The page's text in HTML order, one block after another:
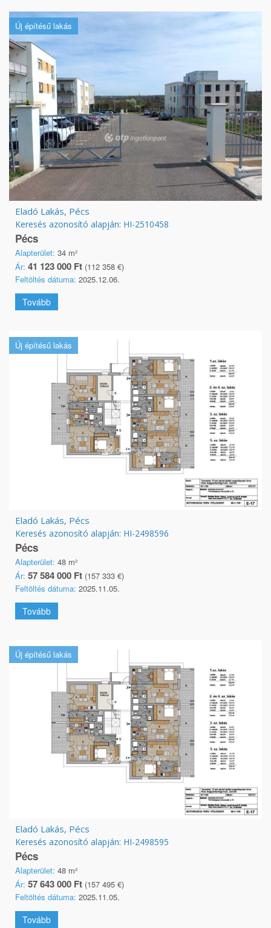
Új építésű lakás
Eladó Lakás, Pécs
Keresés azonosító alapján: HI-2510458
Pécs
Alapterület: 34 m²
Ár: 41 123 000 Ft (112 358 €)
Feltöltés dátuma: 2025.12.06.
Tovább
Új építésű lakás
Eladó Lakás, Pécs
Keresés azonosító alapján: HI-2498596
Pécs
Alapterület: 48 m²
Ár: 57 584 000 Ft (157 333 €)
Feltöltés dátuma: 2025.11.05.
Tovább
Új építésű lakás
Eladó Lakás, Pécs
Keresés azonosító alapján: HI-2498595
Pécs
Alapterület: 48 m²
Ár: 57 643 000 Ft (157 495 €)
Feltöltés dátuma: 2025.11.05.
Tovább